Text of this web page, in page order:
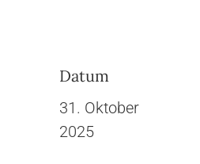
Datum
31. Oktober
2025